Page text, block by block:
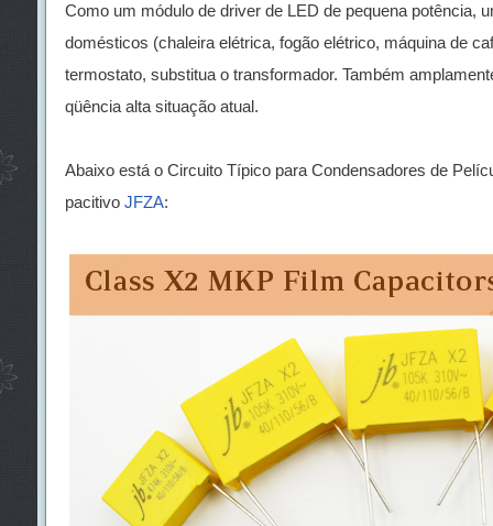
Como um módulo de driver de LED de pequena potência,
domésticos (chaleira elétrica, fogão elétrico, máquina de
termostato, substitua o transformador. Também
qüência alta situação atual.
Abaixo está o Circuito Típico para Condensadores de
pacitivo JFZA: